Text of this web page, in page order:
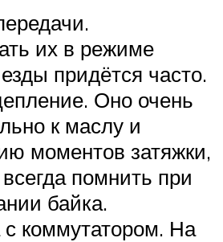
их в режиме
придётся часто.
Оно очень
к маслу и
моментов затяжки,
помнить при
байка.
коммутатором. На